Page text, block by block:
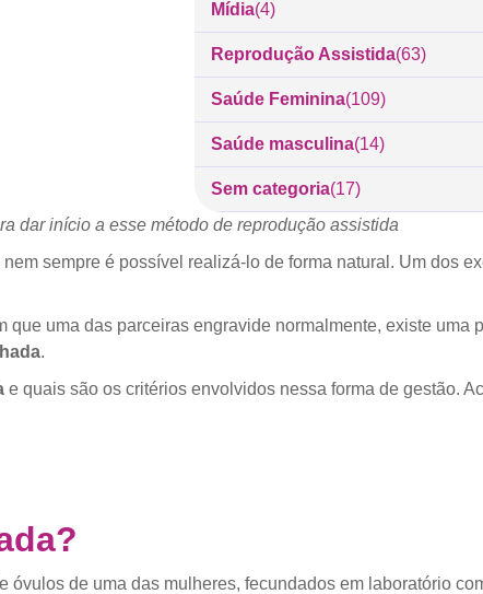
Mídia(4)
Reprodução Assistida(63)
Saúde Feminina(109)
Saúde masculina(14)
Sem categoria(17)
dar início a esse método de reprodução assistida
sempre é possível realizá-lo de forma natural. Um dos
uma das parceiras engravide normalmente, existe uma
.
e quais são os critérios envolvidos nessa forma de gestão.
de uma das mulheres, fecundados em laboratório